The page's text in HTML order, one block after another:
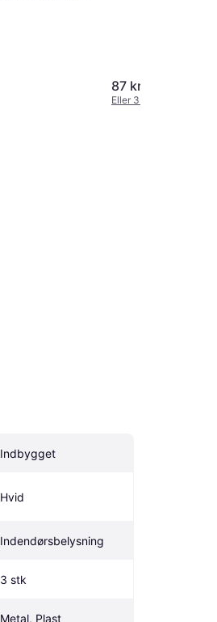
87 kr.
Eller 3 betalinger af 29
Indbygget
Hvid
Indendørsbelysning
3 stk
Metal, Plast